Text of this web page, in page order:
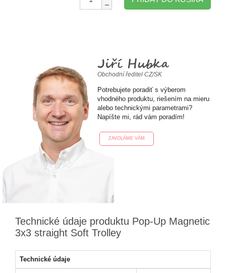
Jiří Hubka
Obchodní ředitel CZ/SK
Potrebujete poradiť s výberom
vhodného produktu, riešením na mieru
alebo technickými parametrami?
Napíšte mi, rád vám poradím!
ZAVOLÁME VÁM
Technické údaje produktu Pop-Up Magnetic
3x3 straight Soft Trolley
Technické údaje